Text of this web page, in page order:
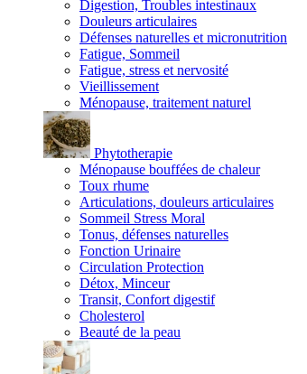
Digestion, Troubles intestinaux
Douleurs articulaires
Défenses naturelles et micronutrition
Fatigue, Sommeil
Fatigue, stress et nervosité
Vieillissement
Ménopause, traitement naturel
Phytotherapie
Ménopause bouffées de chaleur
Toux rhume
Articulations, douleurs articulaires
Sommeil Stress Moral
Tonus, défenses naturelles
Fonction Urinaire
Circulation Protection
Détox, Minceur
Transit, Confort digestif
Cholesterol
Beauté de la peau